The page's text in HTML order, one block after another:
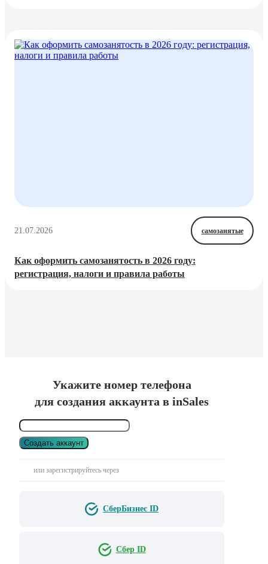
21.07.2026 самозанятые
Как оформить самозанятость в 2026 году:
регистрация, налоги и правила работы
Укажите номер телефона
для создания аккаунта в inSales
Создать аккаунт
или зарегистрируйтесь через
СберБизнес ID
Сбер ID